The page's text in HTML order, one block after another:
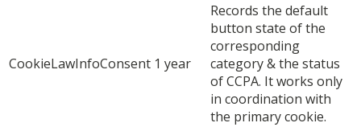
CookieLawInfoConsent 1 year
Records the default
button state of the
corresponding
category & the status
of CCPA. It works only
in coordination with
the primary cookie.